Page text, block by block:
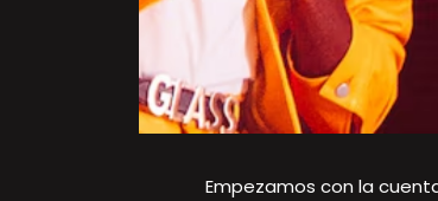
Empezamos con la